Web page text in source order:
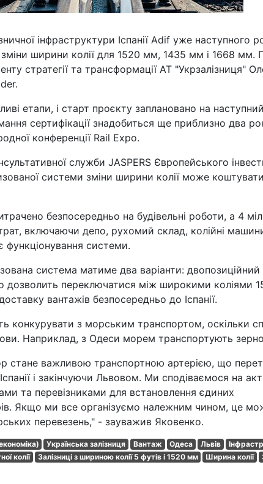
інфраструктури Іспанії Adif уже наступного
ширини колії для 1520 мм, 1435 мм і 1668 мм.
стратегії та трансформації АТ "Укрзалізниця"
етапи, і старт проєкту заплановано на
сертифікації знадобиться ще приблизно два
конференції Rail Expo.
служби JASPERS Європейського
системи зміни ширини колії може
безпосередньо на будівельні роботи, а 4
включаючи депо, рухомий склад, колійні
функціонування системи.
система матиме два варіанти:
дозволить переключатися між широкими коліями
вантажів безпосередньо до Іспанії.
конкурувати з морським транспортом, оскільки
Наприклад, з Одеси морем транспортують зерно
стане важливою транспортною артерією, що
і закінчуючи Львовом. Ми сподіваємося на
та перевізниками для встановлення єдиних
Якщо ми все організуємо належним чином, це
перевезень," - зауважив Яковенко.
Українська залізниця Вантаж Одеса Львів
колії Залізниці з шириною колії 5 футів і 1520 мм Ширина колії